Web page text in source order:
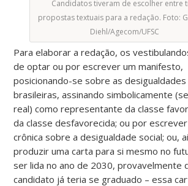
Candidatos tiveram de escolher entre
propostas textuais para a redação. Foto:
Diehl/Agecom/UFSC
Para elaborar a redação, os
de optar ou por escrever um manifesto,
posicionando-se sobre as desigualdades
brasileiras, assinando simbolicamente
real) como representante da classe
da classe desfavorecida; ou por
crônica sobre a desigualdade social; ou,
produzir uma carta para si mesmo no
ser lida no ano de 2030, provavelmente
candidato já teria se graduado – essa